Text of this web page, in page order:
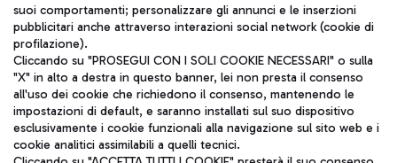
Pizza
Autobus
Scopri le linee di autobus per raggiungere l'aeroporto
Aeroporti di Roma S.p.A. - Società soggetta a direzione e
suoi comportamenti; personalizzare gli annunci e le inserzioni
pubblicitari anche attraverso interazioni social network (cookie di
profilazione).
Cliccando su "PROSEGUI CON I SOLI COOKIE NECESSARI" o sulla
"X" in alto a destra in questo banner, lei non presta il consenso
all'uso dei cookie che richiedono il consenso, mantenendo le
impostazioni di default, e saranno installati sul suo dispositivo
esclusivamente i cookie funzionali alla navigazione sul sito web e i
cookie analitici assimilabili a quelli tecnici.